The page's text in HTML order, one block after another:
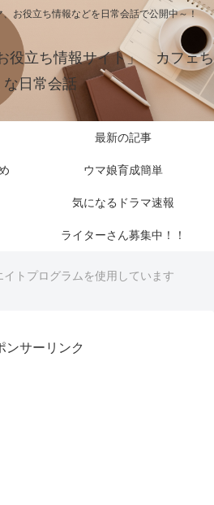
お役立ち情報などを日常会話で公開中～！
役立ち情報サイト」 カフェち
な日常会話
最新の記事
ウマ娘育成簡単
気になるドラマ速報
ライターさん募集中！！
トプログラムを使用しています
ンサーリンク